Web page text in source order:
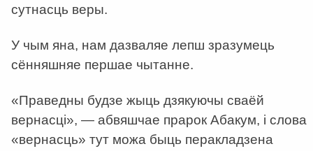
сутнасць веры.
У чым яна, нам дазваляе лепш зразумець
сённяшняе першае чытанне.
«Праведны будзе жыць дзякуючы сваёй
вернасці», — абвяшчае прарок Абакум, і слова
«вернасць» тут можа быць перакладзена